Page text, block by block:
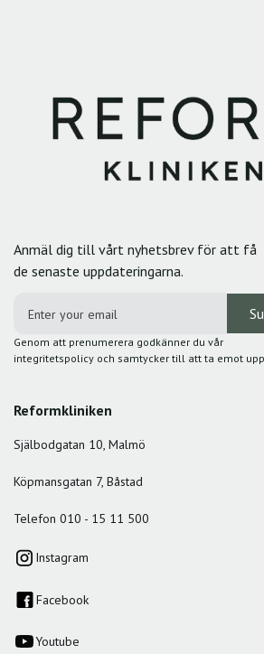
Anmäl dig till vårt nyhetsbrev för att få
de senaste uppdateringarna.
Genom att prenumerera godkänner du vår
integritetspolicy och samtycker till att ta emot
Reformkliniken
Själbodgatan 10, Malmö
Köpmansgatan 7, Båstad
Telefon 010 - 15 11 500
Instagram
Facebook
Youtube